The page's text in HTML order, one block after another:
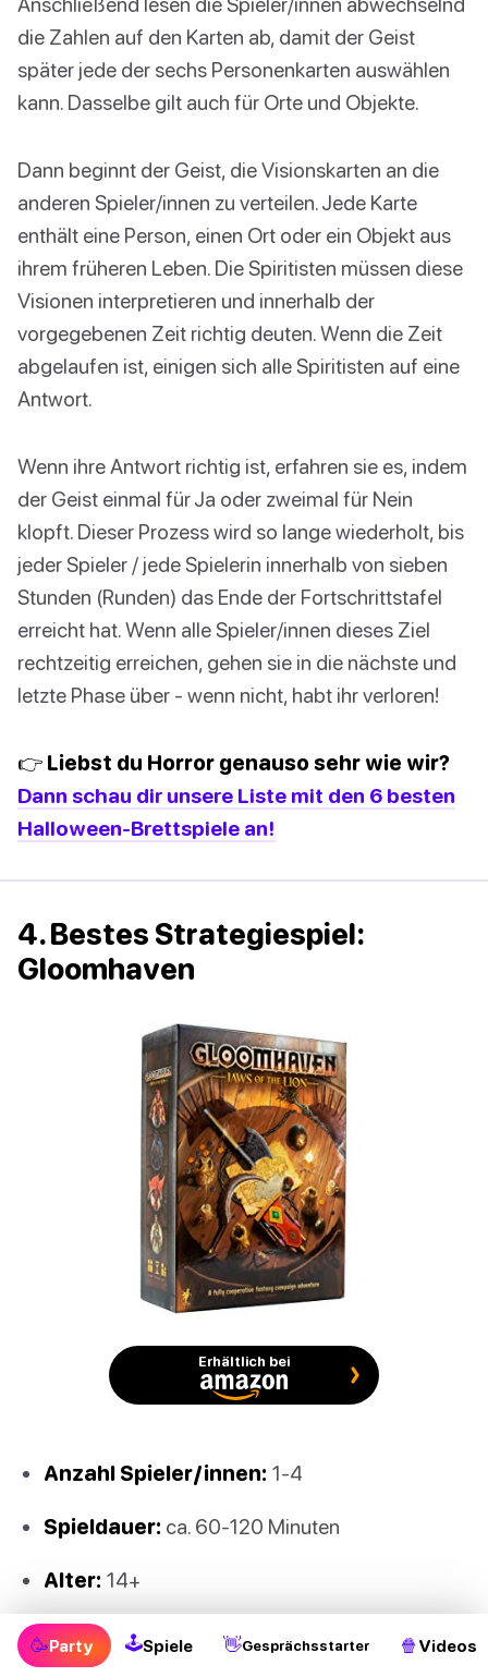
die Zahlen auf den Karten ab, damit der Geist
später jede der sechs Personenkarten auswählen
kann. Dasselbe gilt auch für Orte und Objekte.
Dann beginnt der Geist, die Visionskarten an die
anderen Spieler/innen zu verteilen. Jede Karte
enthält eine Person, einen Ort oder ein Objekt aus
ihrem früheren Leben. Die Spiritisten müssen diese
Visionen interpretieren und innerhalb der
vorgegebenen Zeit richtig deuten. Wenn die Zeit
abgelaufen ist, einigen sich alle Spiritisten auf eine
Antwort.
Wenn ihre Antwort richtig ist, erfahren sie es, indem
der Geist einmal für Ja oder zweimal für Nein
klopft. Dieser Prozess wird so lange wiederholt, bis
jeder Spieler / jede Spielerin innerhalb von sieben
Stunden (Runden) das Ende der Fortschrittstafel
erreicht hat. Wenn alle Spieler/innen dieses Ziel
rechtzeitig erreichen, gehen sie in die nächste und
letzte Phase über - wenn nicht, habt ihr verloren!
👉 Liebst du Horror genauso sehr wie wir?
Dann schau dir unsere Liste mit den 6 besten
Halloween-Brettspiele an!
4. Bestes Strategiespiel:
Gloomhaven
Erhältlich bei
Anzahl Spieler/innen: 1-4
Spieldauer: ca. 60-120 Minuten
Alter: 14+
Erforsche mit Gloomhaven ein weitläufiges
🥳Party 🕹Spiele 👋Gesprächsstarter 🍿 Videos